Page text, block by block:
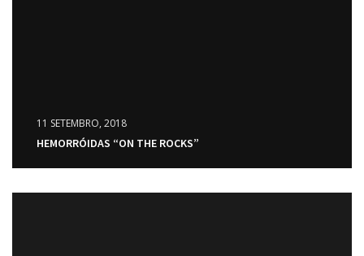
11 SETEMBRO, 2018
HEMORRÓIDAS “ON THE ROCKS”